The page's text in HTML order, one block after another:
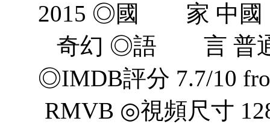
2015 ◎國 家 中國
奇幻 ◎語 言 普
◎IMDB評分 7.7/10
RMVB ◎視頻尺寸